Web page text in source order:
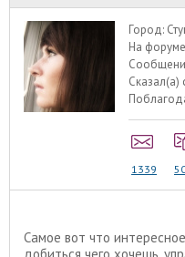
Город:
На
Сказал(а)
1339
Самое вот что
добиться чего хочешь,